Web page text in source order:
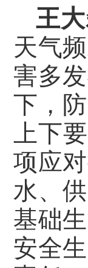
王
天气
害多
下，
上下
项应
水、
基础
安全